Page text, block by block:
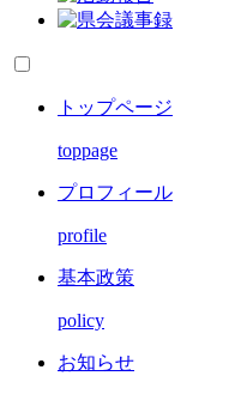
トップページ
toppage
プロフィール
profile
基本政策
policy
お知らせ